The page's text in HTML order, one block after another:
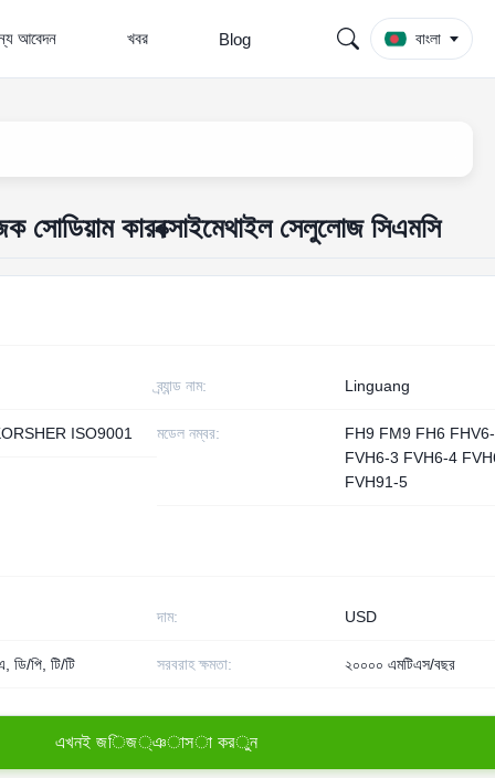
আবেদন খবর Blog বাংলা
সোডিয়াম কারবক্সাইমেথাইল সেলুলোজ সিএমসি
ব্র্যান্ড নাম: Linguang
ISO9001 মডেল নম্বর:
FH9 FM9 FH6
FVH6-3 FVH6-4
FVH91-5
দাম: USD
ডি/পি, টি/টি সরবরাহ ক্ষমতা: ২০০০০ এমটিএস/বছর
এখনই জিজ্ঞাসা করুন